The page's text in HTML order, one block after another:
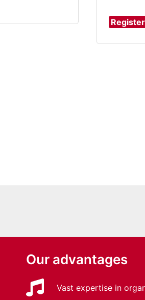
Register
Our advantages
Vast expertise in